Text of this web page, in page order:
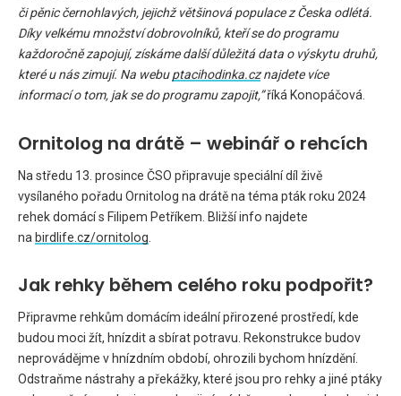
či pěnic černohlavých, jejichž většinová populace z Česka odlétá.
Díky velkému množství dobrovolníků, kteří se do programu
každoročně zapojují, získáme další důležitá data o výskytu druhů,
které u nás zimují. Na webuptacihodinka.cznajdete více
informací o tom, jak se do programu zapojit,”říká Konopáčová.
Ornitolog na drátě – webinář o rehcích
Na středu 13. prosince ČSO připravuje speciální díl živě
vysílaného pořadu Ornitolog na drátě na téma pták roku 2024
rehek domácí s Filipem Petříkem. Bližší info najdete
na birdlife.cz/ornitolog
Jak rehky během celého roku podpořit?
Připravme rehkům domácím ideální přirozené prostředí, kde
budou moci žít, hnízdit a sbírat potravu. Rekonstrukce budov
neprovádějme v hnízdním období, ohrozili bychom hnízdění.
Odstraňme nástrahy a překážky, které jsou pro rehky a jiné ptáky